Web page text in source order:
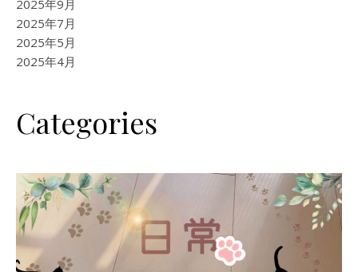
2025年9月
2025年7月
2025年5月
2025年4月
Categories